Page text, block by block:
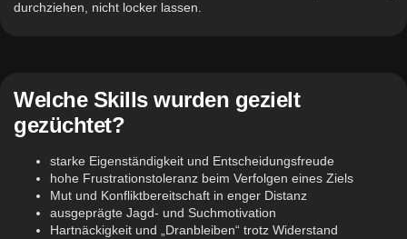
durchziehen, nicht locker lassen.
Welche Skills wurden gezielt
gezüchtet?
starke Eigenständigkeit und Entscheidungsfreude
hohe Frustrationstoleranz beim Verfolgen eines Ziels
Mut und Konfliktbereitschaft in enger Distanz
ausgeprägte Jagd- und Suchmotivation
Hartnäckigkeit und „Dranbleiben“ trotz Widerstand